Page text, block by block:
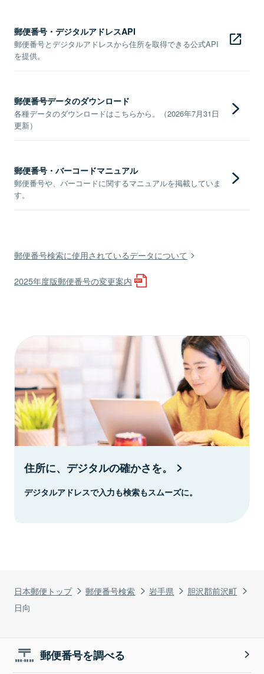
日本郵便トップ 郵便番号検索 岩手県
胆沢郡前沢町
日向
郵便番号・デジタルアドレスAPI
郵便番号とデジタルアドレスから住所を取得できる公式API
を提供。
郵便番号データのダウンロード
各種データのダウンロードはこちらから。（2026年7月31日
更新）
郵便番号・バーコードマニュアル
郵便番号や、バーコードに関するマニュアルを掲載していま
す。
郵便番号検索に使用されているデータについて
2025年度版郵便番号の変更案内
住所に、デジタルの確かさを。
デジタルアドレスで入力も検索もスムーズに。
郵便番号を調べる